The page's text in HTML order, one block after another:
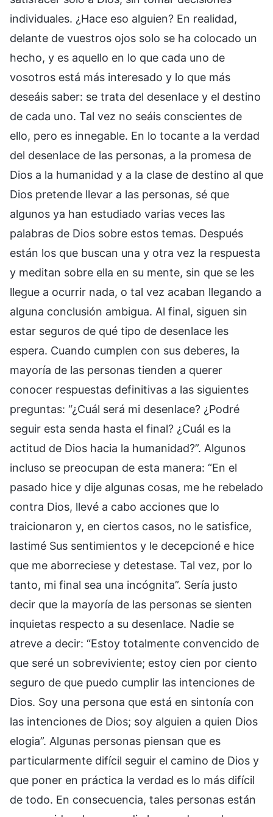
individuales. ¿Hace eso alguien? En realidad,
delante de vuestros ojos solo se ha colocado un
hecho, y es aquello en lo que cada uno de
vosotros está más interesado y lo que más
deseáis saber: se trata del desenlace y el destino
de cada uno. Tal vez no seáis conscientes de
ello, pero es innegable. En lo tocante a la verdad
del desenlace de las personas, a la promesa de
Dios a la humanidad y a la clase de destino al que
Dios pretende llevar a las personas, sé que
algunos ya han estudiado varias veces las
palabras de Dios sobre estos temas. Después
están los que buscan una y otra vez la respuesta
y meditan sobre ella en su mente, sin que se les
llegue a ocurrir nada, o tal vez acaban llegando a
alguna conclusión ambigua. Al final, siguen sin
estar seguros de qué tipo de desenlace les
espera. Cuando cumplen con sus deberes, la
mayoría de las personas tienden a querer
conocer respuestas definitivas a las siguientes
preguntas: “¿Cuál será mi desenlace? ¿Podré
seguir esta senda hasta el final? ¿Cuál es la
actitud de Dios hacia la humanidad?”. Algunos
incluso se preocupan de esta manera: “En el
pasado hice y dije algunas cosas, me he rebelado
contra Dios, llevé a cabo acciones que lo
traicionaron y, en ciertos casos, no le satisfice,
lastimé Sus sentimientos y le decepcioné e hice
que me aborreciese y detestase. Tal vez, por lo
tanto, mi final sea una incógnita”. Sería justo
decir que la mayoría de las personas se sienten
inquietas respecto a su desenlace. Nadie se
atreve a decir: “Estoy totalmente convencido de
que seré un sobreviviente; estoy cien por ciento
seguro de que puedo cumplir las intenciones de
Dios. Soy una persona que está en sintonía con
las intenciones de Dios; soy alguien a quien Dios
elogia”. Algunas personas piensan que es
particularmente difícil seguir el camino de Dios y
que poner en práctica la verdad es lo más difícil
de todo. En consecuencia, tales personas están